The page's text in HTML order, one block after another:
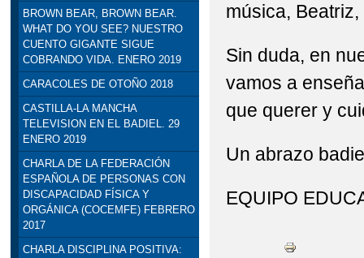
BROWN BEAR, BROWN BEAR.
WHAT DO YOU SEE? NUESTRO
CUENTO GIGANTE SIGUE
COBRANDO VIDA. ENERO 2019
CARACOLES DE OTOÑO 2018
CASTILLA-LA MANCHA
TELEVISION EN EL BADIEL. 29
ENERO 2019
CHARLA DE LA FEDERACIÓN
ESPAÑOLA DE PERSONAS CON
DISCAPACIDAD FÍSICA Y
ORGÁNICA (COCEMFE) FEBRERO
2017
CHARLA DISCIPLINA POSITIVA:
música,
Sin duda, en
vamos a
que querer y
Un abrazo
EQUIPO